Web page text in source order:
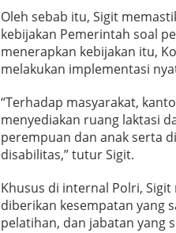
Oleh sebab itu, Sigit
kebijakan Pemerintah soal
menerapkan kebijakan itu,
melakukan implementasi
“Terhadap masyarakat,
menyediakan ruang laktasi
perempuan dan anak serta
disabilitas,” tutur Sigit.
Khusus di internal Polri,
diberikan kesempatan yang
pelatihan, dan jabatan yang